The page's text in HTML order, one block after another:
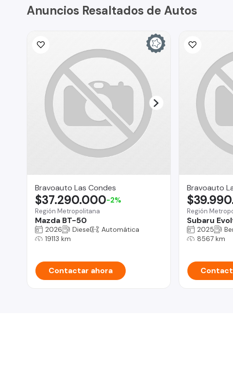
Anuncios Resaltados de Autos
Bravoauto Las Condes
Región Metropolitana
Mazda BT-50
$37.290.000-2%
2026 Diesel
Automática
19113 km
Contactar ahora
Bravoauto
Región
Subaru
2025
8567 km